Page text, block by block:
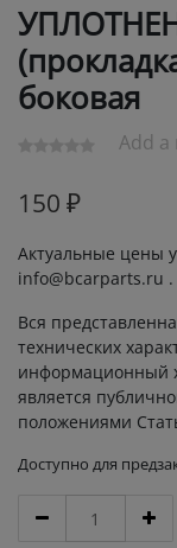
боковая
Add a
150 ₽
Актуальные цены
info@bcarparts.ru .
Вся
технических
информационный
является
положениями
Доступно для
УПЛОТНЕНИЕ
6199